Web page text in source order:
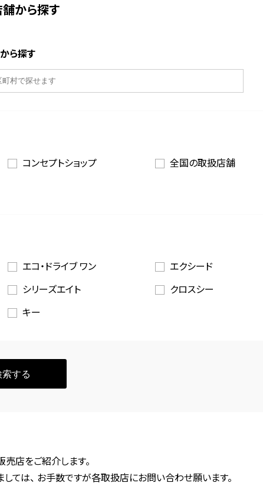
から探す
ら探す
コンセプトショップ
全国の取扱店舗
エコ・ドライブ ワン
エクシード
シリーズエイト
クロスシー
キー
索する
店をご紹介します。
ては、 お手数ですが各取扱店にお問い合わせ願います。